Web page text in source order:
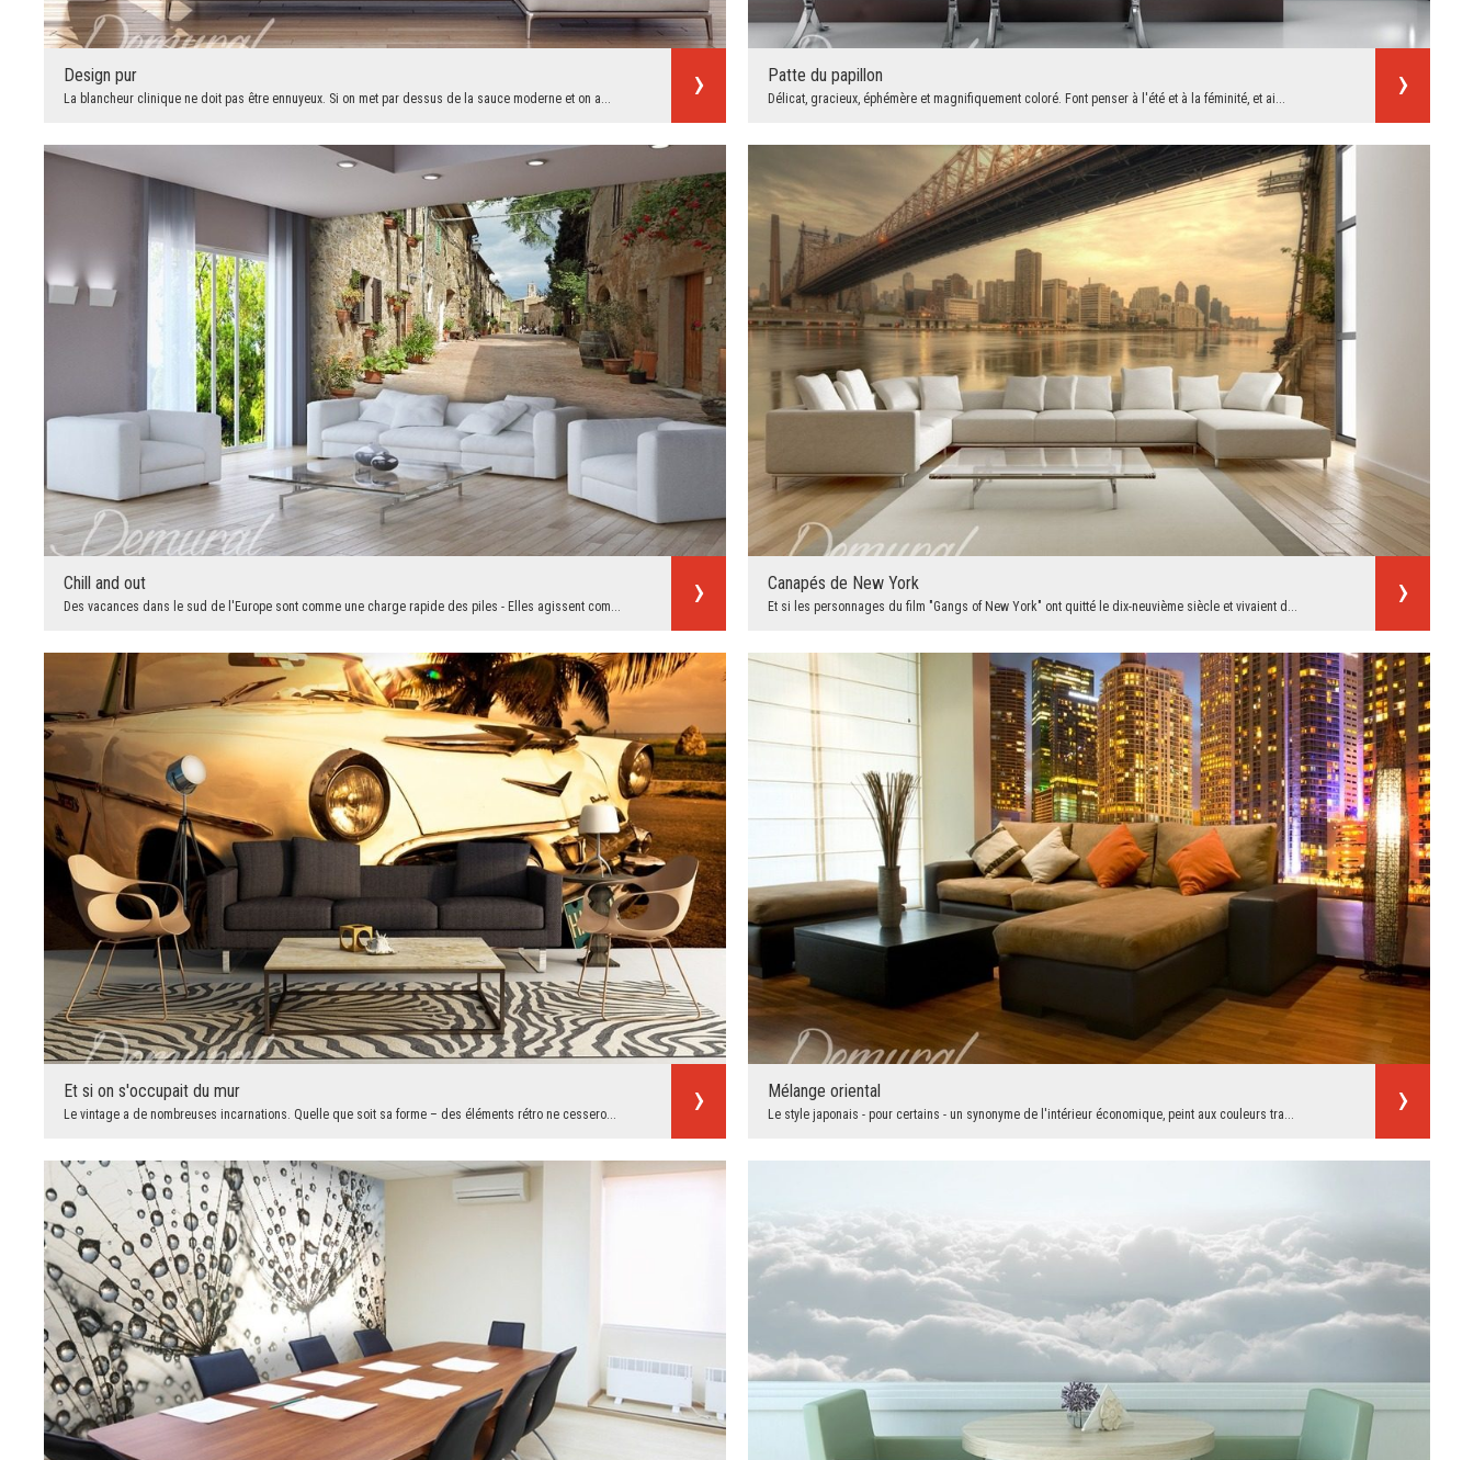
Design pur
La blancheur clinique ne doit pas être ennuyeux. Si on met par dessus de la sauce moderne et on a...
Patte du papillon
Délicat, gracieux, éphémère et magnifiquement coloré. Font penser à l'été et à la féminité, et ai...
Chill and out
Des vacances dans le sud de l'Europe sont comme une charge rapide des piles - Elles agissent com...
Canapés de New York
Et si les personnages du film "Gangs of New York" ont quitté le dix-neuvième siècle et vivaient d...
Et si on s'occupait du mur
Le vintage a de nombreuses incarnations. Quelle que soit sa forme – des éléments rétro ne cessero...
Mélange oriental
Le style japonais - pour certains - un synonyme de l'intérieur économique, peint aux couleurs tra...